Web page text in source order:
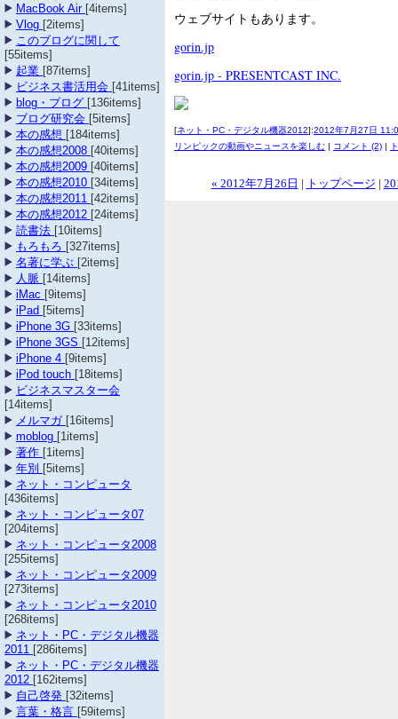
MacBook Air [4items]
Vlog [2items]
このブログに関して
[55items]
起業 [87items]
ビジネス書活用会 [41items]
blog・ブログ [136items]
ブログ研究会 [5items]
本の感想 [184items]
本の感想2008 [40items]
本の感想2009 [40items]
本の感想2010 [34items]
本の感想2011 [42items]
本の感想2012 [24items]
読書法 [10items]
もろもろ [327items]
名著に学ぶ [2items]
人脈 [14items]
iMac [9items]
iPad [5items]
iPhone 3G [33items]
iPhone 3GS [12items]
iPhone 4 [9items]
iPod touch [18items]
ビジネスマスター会
[14items]
メルマガ [16items]
moblog [1items]
著作 [1items]
年別 [5items]
ネット・コンピュータ
[436items]
ネット・コンピュータ07
[204items]
ネット・コンピュータ2008
[255items]
ネット・コンピュータ2009
[273items]
ネット・コンピュータ2010
[268items]
ネット・PC・デジタル機器
2011 [286items]
ネット・PC・デジタル機器
2012 [162items]
自己啓発 [32items]
言葉・格言 [59items]
ウェブサイトもあります。
gorin.jp
gorin.jp - PRESENTCAST INC.
[ネット・PC・デジタル機器2012]:2012年7月27日
リンピックの動画やニュースを楽しむ | コメント (2) |
« 2012年7月26日 トップページ